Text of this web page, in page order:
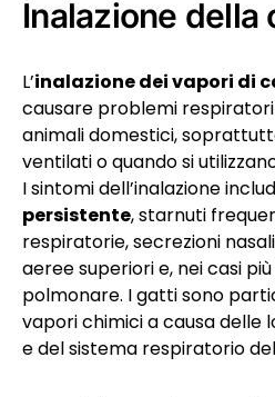
Inalazione della
L’inalazione dei vapori di
causare problemi
animali domestici,
ventilati o quando si
I sintomi dell’inalazione
persistente, starnuti
respiratorie, secrezioni
aeree superiori e, nei casi
polmonare. I gatti sono
vapori chimici a causa delle
e del sistema respiratorio